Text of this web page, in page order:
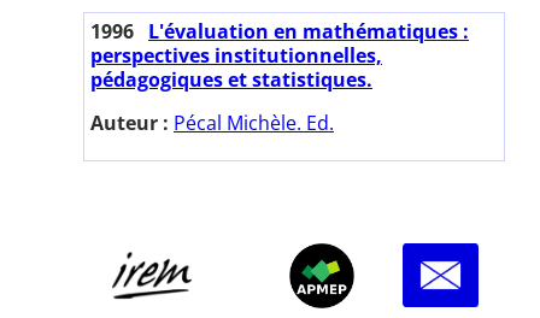
1996 L'évaluation en mathématiques :
perspectives institutionnelles,
pédagogiques et statistiques.
Auteur : Pécal Michèle. Ed.